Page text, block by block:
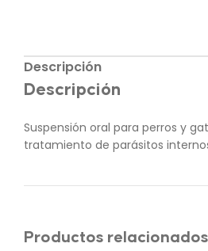
Descripción
Descripción
Suspensión oral para perros y
tratamiento de parásitos
Productos relacionados